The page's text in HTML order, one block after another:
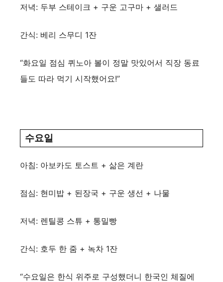
저녁: 두부 스테이크 + 구운 고구마 + 샐러드
간식: 베리 스무디 1잔
“화요일 점심 퀴노아 볼이 정말 맛있어서 직장 동료
들도 따라 먹기 시작했어요!”
수요일
아침: 아보카도 토스트 + 삶은 계란
점심: 현미밥 + 된장국 + 구운 생선 + 나물
저녁: 렌틸콩 스튜 + 통밀빵
간식: 호두 한 줌 + 녹차 1잔
“수요일은 한식 위주로 구성했더니 한국인 체질에